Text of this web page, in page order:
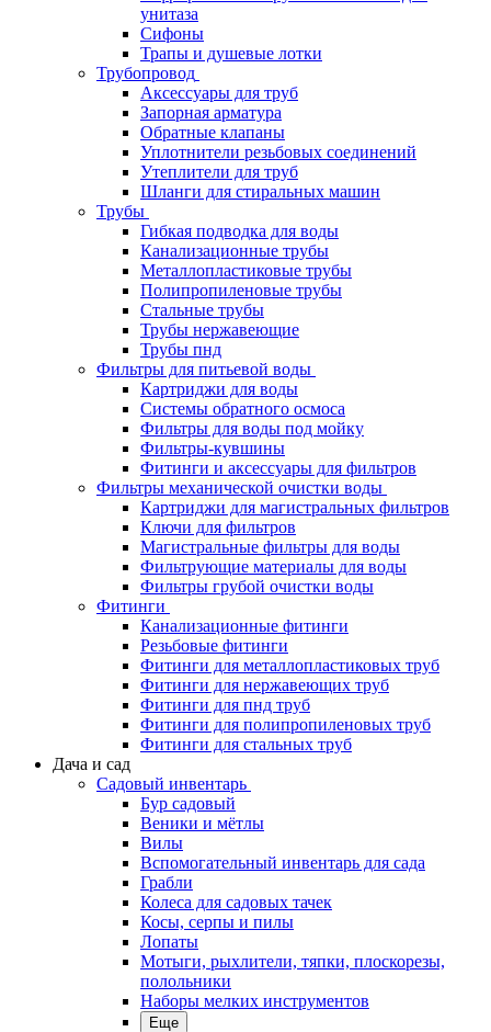
унитаза
Сифоны
Трапы и душевые лотки
Трубопровод
Аксессуары для труб
Запорная арматура
Обратные клапаны
Уплотнители резьбовых соединений
Утеплители для труб
Шланги для стиральных машин
Трубы
Гибкая подводка для воды
Канализационные трубы
Металлопластиковые трубы
Полипропиленовые трубы
Стальные трубы
Трубы нержавеющие
Трубы пнд
Фильтры для питьевой воды
Картриджи для воды
Системы обратного осмоса
Фильтры для воды под мойку
Фильтры-кувшины
Фитинги и аксессуары для фильтров
Фильтры механической очистки воды
Картриджи для магистральных фильтров
Ключи для фильтров
Магистральные фильтры для воды
Фильтрующие материалы для воды
Фильтры грубой очистки воды
Фитинги
Канализационные фитинги
Резьбовые фитинги
Фитинги для металлопластиковых труб
Фитинги для нержавеющих труб
Фитинги для пнд труб
Фитинги для полипропиленовых труб
Фитинги для стальных труб
Дача и сад
Садовый инвентарь
Бур садовый
Веники и мётлы
Вилы
Вспомогательный инвентарь для сада
Грабли
Колеса для садовых тачек
Косы, серпы и пилы
Лопаты
Мотыги, рыхлители, тяпки, плоскорезы,
полольники
Наборы мелких инструментов
Еще